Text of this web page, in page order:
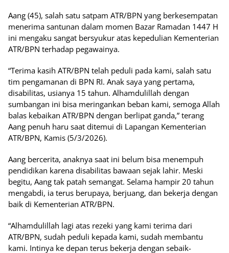
Aang (45), salah satu satpam ATR/BPN yang berkesempatan
menerima santunan dalam momen Bazar Ramadan 1447 H
ini mengaku sangat bersyukur atas kepedulian Kementerian
ATR/BPN terhadap pegawainya.
“Terima kasih ATR/BPN telah peduli pada kami, salah satu
tim pengamanan di BPN RI. Anak saya yang pertama,
disabilitas, usianya 15 tahun. Alhamdulillah dengan
sumbangan ini bisa meringankan beban kami, semoga Allah
balas kebaikan ATR/BPN dengan berlipat ganda,” terang
Aang penuh haru saat ditemui di Lapangan Kementerian
ATR/BPN, Kamis (5/3/2026).
Aang bercerita, anaknya saat ini belum bisa menempuh
pendidikan karena disabilitas bawaan sejak lahir. Meski
begitu, Aang tak patah semangat. Selama hampir 20 tahun
mengabdi, ia terus berupaya, berjuang, dan bekerja dengan
baik di Kementerian ATR/BPN.
“Alhamdulillah lagi atas rezeki yang kami terima dari
ATR/BPN, sudah peduli kepada kami, sudah membantu
kami. Intinya ke depan terus bekerja dengan sebaik-